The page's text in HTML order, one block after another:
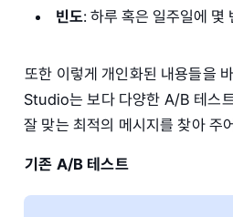
빈도: 하루 혹은 일주일에 몇
또한 이렇게 개인화된 내용들을
Studio는 보다 다양한 A/B 테스
잘 맞는 최적의 메시지를 찾아 주
기존 A/B 테스트